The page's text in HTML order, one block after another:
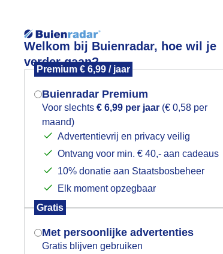
Welkom bij Buienradar, hoe wil je
verder gaan?
Premium € 6,99 / jaar
Buienradar Premium
Voor slechts € 6,99 per jaar (€ 0,58 per
maand)
Advertentievrij en privacy veilig
Ontvang voor min. € 40,- aan cadeaus
10% donatie aan Staatsbosbeheer
Elk moment opzegbaar
Gratis
Met persoonlijke advertenties
Gratis blijven gebruiken
Foto en video Weerzine
Mogen we je locatie gebruiken voor
het weer?
Indien je hier nog geen akkoord op hebt
gegeven, verschijnt er zo een pop-up uit
je browser waarin deze toestemming
gevraagd wordt.